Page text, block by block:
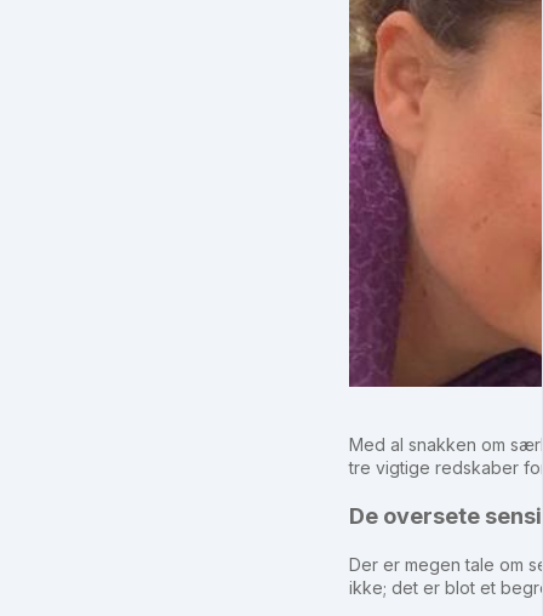
Med al snakken om
tre vigtige redskaber
De oversete
Der er megen tale om
ikke; det er blot et